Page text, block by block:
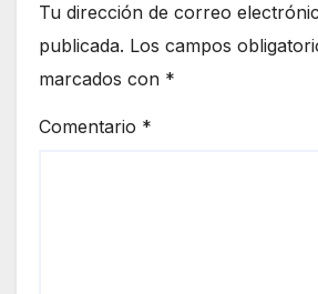
Tu dirección de correo
publicada. Los campos
marcados con *
Comentario *